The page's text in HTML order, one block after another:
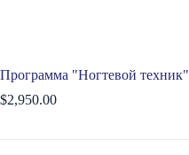
Программа "Ногтевой техник"
$2,950.00